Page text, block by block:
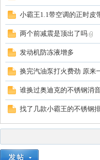
小霸王1.1带空调的正时皮
两个前减震是顶出了吗
发动机防冻液增多
换完汽油泵打火费劲 原来
谁换过奥迪克的不锈钢消
找了几款小霸王的不锈钢